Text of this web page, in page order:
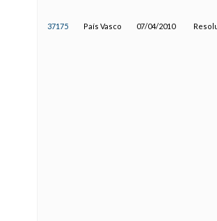
37175 País Vasco 07/04/2010